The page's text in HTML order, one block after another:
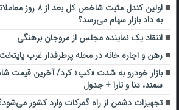
به داد بازار سهام می‌رسد؟
انتقاد یک نماینده مجلس از مروجان برهنگی
رهن و اجاره خانه در محله پرطرفدار غرب پایتخت
بازار خودرو به شدت «کپ» کرد/ آخرین قیمت
سمند، دنا و تارا + جدول
تجهیزات دشمن از راه گمرکات وارد کشور